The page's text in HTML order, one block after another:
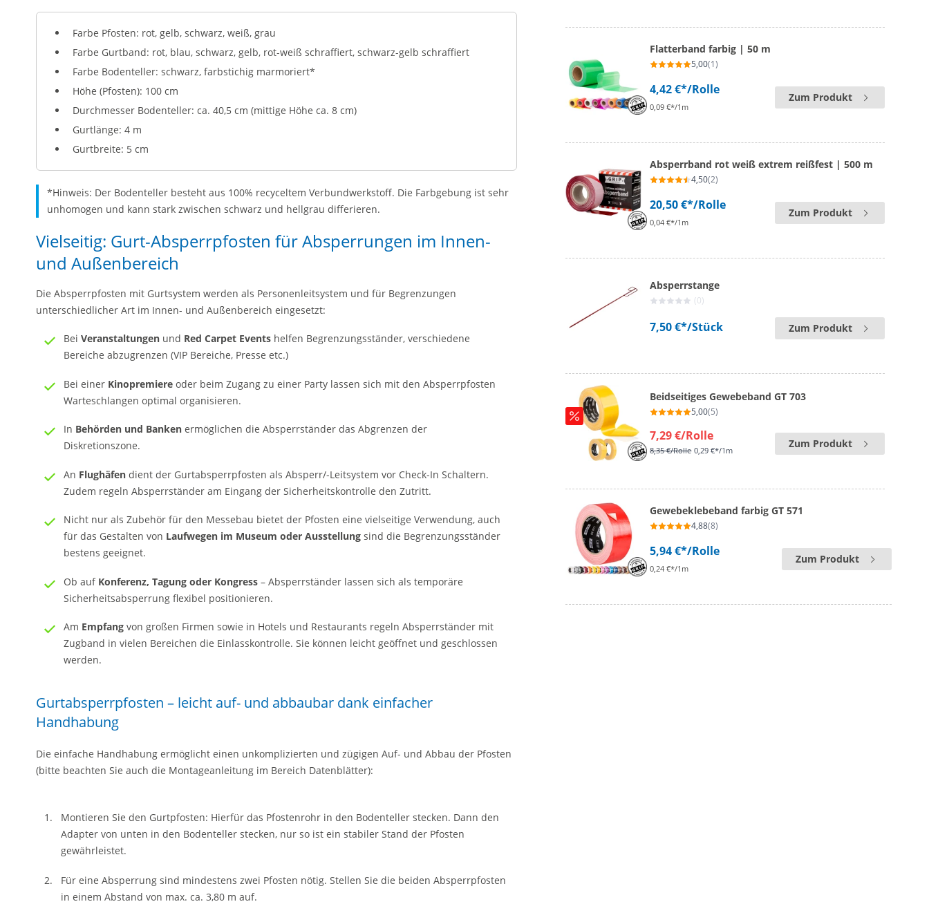
Farbe Pfosten: rot, gelb, schwarz, weiß, grau
Farbe Gurtband: rot, blau, schwarz, gelb, rot-weiß schraffiert, schwarz-gelb schraffiert
Farbe Bodenteller: schwarz, farbstichig marmoriert*
Höhe (Pfosten): 100 cm
Durchmesser Bodenteller: ca. 40,5 cm (mittige Höhe ca. 8 cm)
Gurtlänge: 4 m
Gurtbreite: 5 cm
*Hinweis: Der Bodenteller besteht aus 100% recyceltem Verbundwerkstoff. Die Farbgebung ist sehr
unhomogen und kann stark zwischen schwarz und hellgrau differieren.
Vielseitig: Gurt-Absperrpfosten für Absperrungen im Innen-
und Außenbereich
Die Absperrpfosten mit Gurtsystem werden als Personenleitsystem und für Begrenzungen
unterschiedlicher Art im Innen- und Außenbereich eingesetzt:
Bei Veranstaltungen und Red Carpet Events helfen Begrenzungsständer, verschiedene
Bereiche abzugrenzen (VIP Bereiche, Presse etc.)
Bei einer Kinopremiere oder beim Zugang zu einer Party lassen sich mit den Absperrpfosten
Warteschlangen optimal organisieren.
In Behörden und Banken ermöglichen die Absperrständer das Abgrenzen der
Diskretionszone.
An Flughäfen dient der Gurtabsperrpfosten als Absperr/-Leitsystem vor Check-In Schaltern.
Zudem regeln Absperrständer am Eingang der Sicherheitskontrolle den Zutritt.
Nicht nur als Zubehör für den Messebau bietet der Pfosten eine vielseitige Verwendung, auch
für das Gestalten von Laufwegen im Museum oder Ausstellung sind die Begrenzungsständer
bestens geeignet.
Ob auf Konferenz, Tagung oder Kongress – Absperrständer lassen sich als temporäre
Sicherheitsabsperrung flexibel positionieren.
Am Empfang von großen Firmen sowie in Hotels und Restaurants regeln Absperrständer mit
Zugband in vielen Bereichen die Einlasskontrolle. Sie können leicht geöffnet und geschlossen
werden.
Gurtabsperrpfosten – leicht auf- und abbaubar dank einfacher
Handhabung
Die einfache Handhabung ermöglicht einen unkomplizierten und zügigen Auf- und Abbau der Pfosten
(bitte beachten Sie auch die Montageanleitung im Bereich Datenblätter):
Montieren Sie den Gurtpfosten: Hierfür das Pfostenrohr in den Bodenteller stecken. Dann den
Adapter von unten in den Bodenteller stecken, nur so ist ein stabiler Stand der Pfosten
gewährleistet.
Für eine Absperrung sind mindestens zwei Pfosten nötig. Stellen Sie die beiden Absperrpfosten
in einem Abstand von max. ca. 3,80 m auf.
Flatterband farbig | 50 m
5,00(1)
4,42 €*/Rolle
0,09 €*/1m
Zum Produkt
Absperrband rot weiß extrem reißfest | 500 m
4,50(2)
20,50 €*/Rolle
0,04 €*/1m
Zum Produkt
Absperrstange
(0)
7,50 €*/Stück Zum Produkt
Beidseitiges Gewebeband GT 703
5,00(5)
7,29 €/Rolle
8,35 €/Rolle 0,29 €*/1m
Zum Produkt
Gewebeklebeband farbig GT 571
4,88(8)
5,94 €*/Rolle
0,24 €*/1m
Zum Produkt